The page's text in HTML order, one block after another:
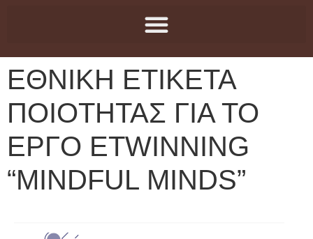
ΕΘΝΙΚΗ ΕΤΙΚΕΤΑ
ΠΟΙΟΤΗΤΑΣ ΓΙΑ ΤΟ
ΕΡΓΟ ETWINNING
“MINDFUL MINDS”